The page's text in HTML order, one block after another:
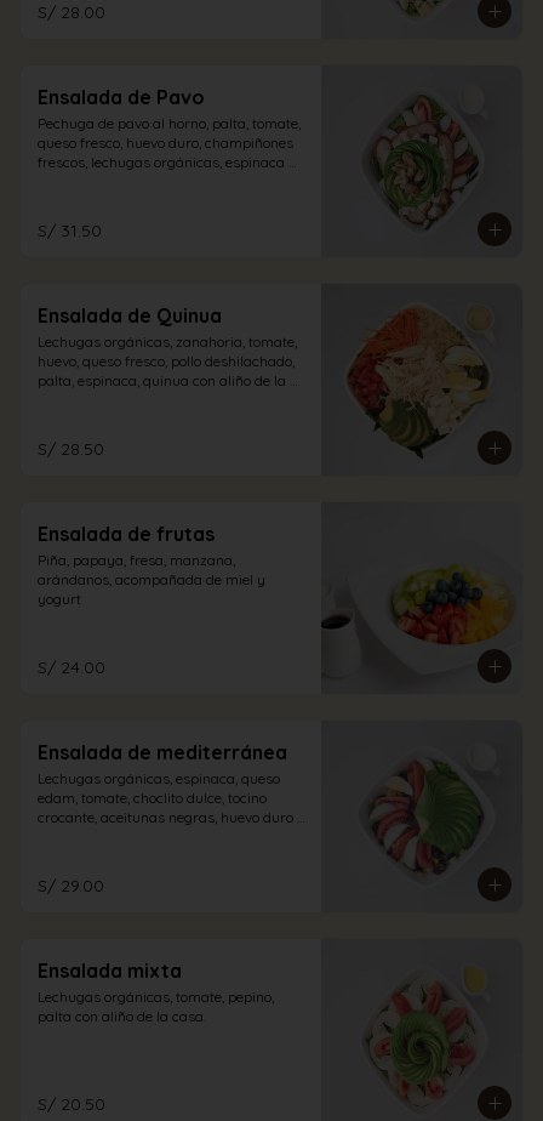
S/ 28.00
Ensalada de Pavo
Pechuga de pavo al horno, palta, tomate,
queso fresco, huevo duro, champiñones
frescos, lechugas orgánicas, espinaca
S/ 31.50
Ensalada de Quinua
Lechugas orgánicas, zanahoria, tomate,
huevo, queso fresco, pollo deshilachado,
palta, espinaca, quinua con aliño de la
S/ 28.50
Ensalada de frutas
Piña, papaya, fresa, manzana,
arándanos, acompañada de miel y
yogurt
S/ 24.00
Ensalada de mediterránea
Lechugas orgánicas, espinaca, queso
edam, tomate, choclito dulce, tocino
crocante, aceitunas negras, huevo duro y
S/ 29.00
Ensalada mixta
Lechugas orgánicas, tomate, pepino,
palta con aliño de la casa.
S/ 20.50